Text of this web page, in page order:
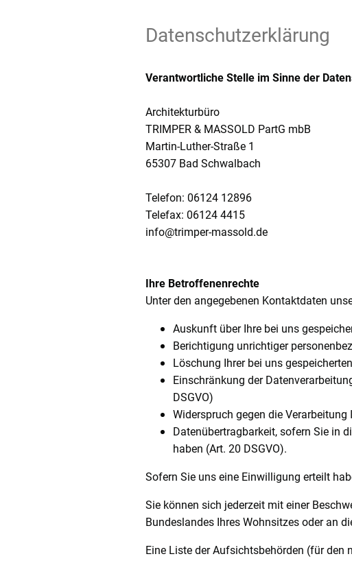
Datenschutzerklärung
Verantwortliche Stelle im Sinne der
Architekturbüro
TRIMPER & MASSOLD PartG mbB
Martin-Luther-Straße 1
65307 Bad Schwalbach
Telefon: 06124 12896
Telefax: 06124 4415
info@trimper-massold.de
Ihre Betroffenenrechte
Unter den angegebenen Kontaktdaten
Auskunft über Ihre bei uns
Berichtigung unrichtiger
Löschung Ihrer bei uns
Einschränkung der
DSGVO)
Widerspruch gegen die Verarbeitung
Datenübertragbarkeit, sofern Sie in
haben (Art. 20 DSGVO).
Sofern Sie uns eine Einwilligung erteilt
Sie können sich jederzeit mit einer
Bundeslandes Ihres Wohnsitzes oder an
Eine Liste der Aufsichtsbehörden (für